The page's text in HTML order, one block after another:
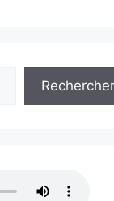
Rechercher